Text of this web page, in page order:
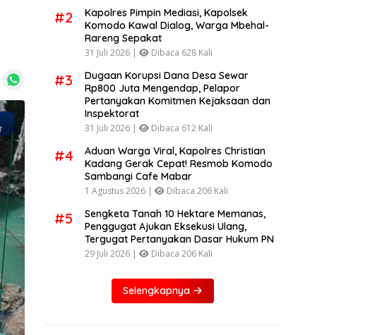
#2
Kapolres Pimpin Mediasi, Kapolsek
Komodo Kawal Dialog, Warga Mbehal-
Rareng Sepakat
31 Juli 2026 | Dibaca 628 Kali
#3
Dugaan Korupsi Dana Desa Sewar
Rp800 Juta Mengendap, Pelapor
Pertanyakan Komitmen Kejaksaan dan
Inspektorat
31 Juli 2026 | Dibaca 612 Kali
#4
Aduan Warga Viral, Kapolres Christian
Kadang Gerak Cepat! Resmob Komodo
Sambangi Cafe Mabar
1 Agustus 2026 | Dibaca 206 Kali
#5
Sengketa Tanah 10 Hektare Memanas,
Penggugat Ajukan Eksekusi Ulang,
Tergugat Pertanyakan Dasar Hukum PN
29 Juli 2026 | Dibaca 206 Kali
Selengkapnya